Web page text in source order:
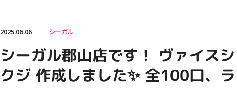
テナント出店募集
催事出店募集
2025.06.06 シーガル
シーガル郡山店です！ ヴァイス
クジ 作成しました✨ 全100口、